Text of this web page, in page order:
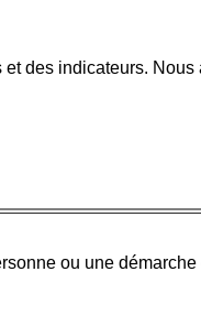
des indicateurs.
ou une